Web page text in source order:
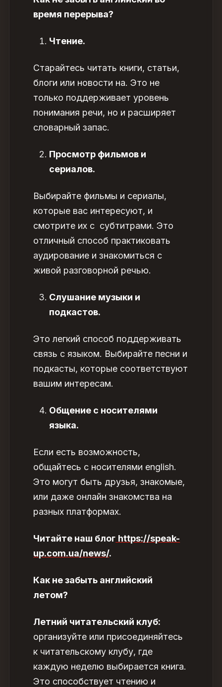
время перерыва?
Чтение.
Старайтесь читать книги, статьи,
блоги или новости на. Это не
только поддерживает уровень
понимания речи, но и расширяет
словарный запас.
Просмотр фильмов и
сериалов.
Выбирайте фильмы и сериалы,
которые вас интересуют, и
смотрите их с субтитрами. Это
отличный способ практиковать
аудирование и знакомиться с
живой разговорной речью.
Слушание музыки и
подкастов.
Это легкий способ поддерживать
связь с языком. Выбирайте песни и
подкасты, которые соответствуют
вашим интересам.
Общение с носителями
языка.
Если есть возможность,
общайтесь с носителями english.
Это могут быть друзья, знакомые,
или даже онлайн знакомства на
разных платформах.
Читайте наш блог https://speak-
up.com.ua/news/.
Как не забыть английский
летом?
Летний читательский клуб:
организуйте или присоединяйтесь
к читательскому клубу, где
каждую неделю выбирается книга.
Это способствует чтению и